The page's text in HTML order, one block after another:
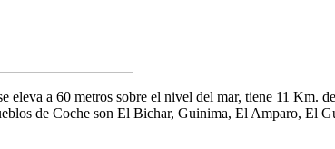
eleva a 60 metros sobre el nivel del mar, tiene 11
de Coche son El Bichar, Guinima, El Amparo, El